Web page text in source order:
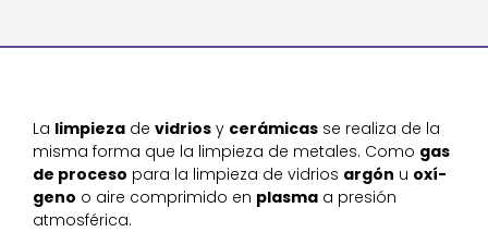
La limpieza de vidrios y cerámicas se realiza de la
misma forma que la limpieza de metales. Como gas
de proceso para la limpieza de vidrios argón u oxí-
geno o aire comprimido en plasma a presión
atmosférica.